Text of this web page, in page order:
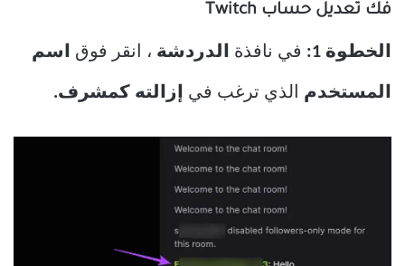
فك تعديل حساب Twitch
الخطوة 1: في نافذة الدردشة ، انقر فوق اسم
المستخدم الذي ترغب في إزالته كمشرف.